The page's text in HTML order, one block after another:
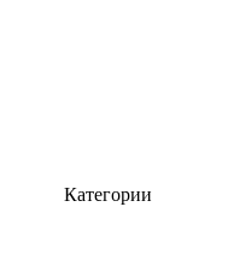
Категории